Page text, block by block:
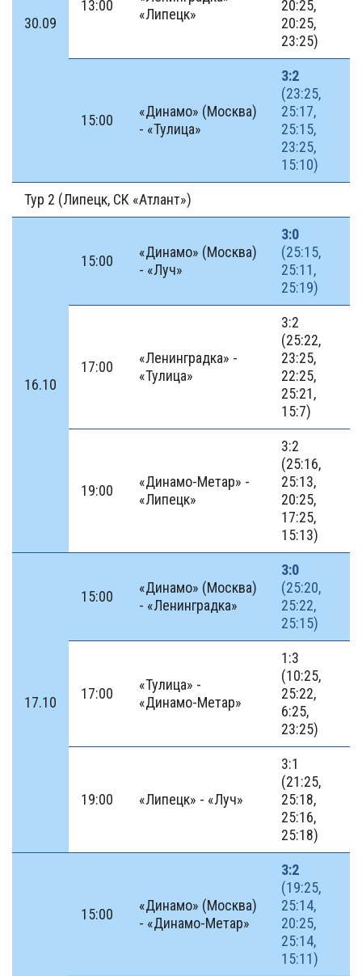
30.09
13:00
«Липецк»
20:25,
20:25,
23:25)
15:00
«Динамо» (Москва)
- «Тулица»
3:2
(23:25,
25:17,
25:15,
23:25,
15:10)
Тур 2 (Липецк, СК «Атлант»)
16.10
15:00
«Динамо» (Москва)
- «Луч»
3:0
(25:15,
25:11,
25:19)
17:00
«Ленинградка» -
«Тулица»
3:2
(25:22,
23:25,
22:25,
25:21,
15:7)
19:00
«Динамо-Метар» -
«Липецк»
3:2
(25:16,
25:13,
20:25,
17:25,
15:13)
17.10
15:00
«Динамо» (Москва)
- «Ленинградка»
3:0
(25:20,
25:22,
25:15)
17:00
«Тулица» -
«Динамо-Метар»
1:3
(10:25,
25:22,
6:25,
23:25)
19:00 «Липецк» - «Луч»
3:1
(21:25,
25:18,
25:16,
25:18)
15:00
«Динамо» (Москва)
- «Динамо-Метар»
3:2
(19:25,
25:14,
20:25,
25:14,
15:11)